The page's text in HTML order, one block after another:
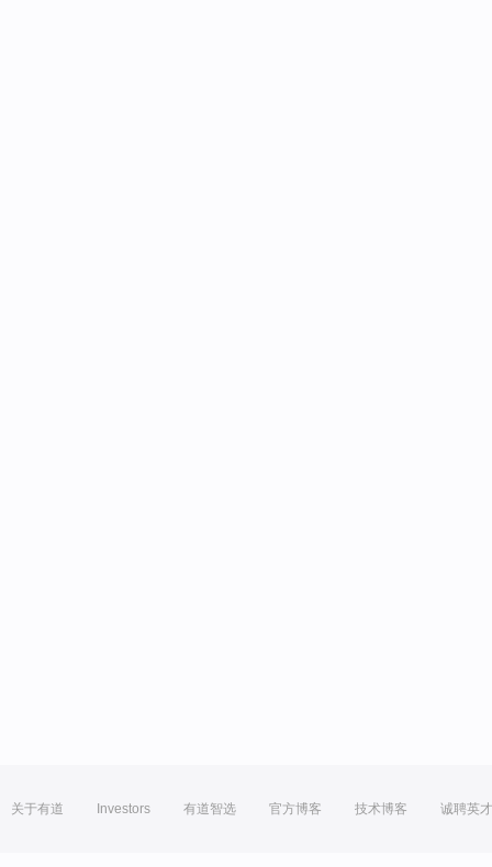
关于有道 Investors 有道智选 官方博客 技术博客 诚聘英才